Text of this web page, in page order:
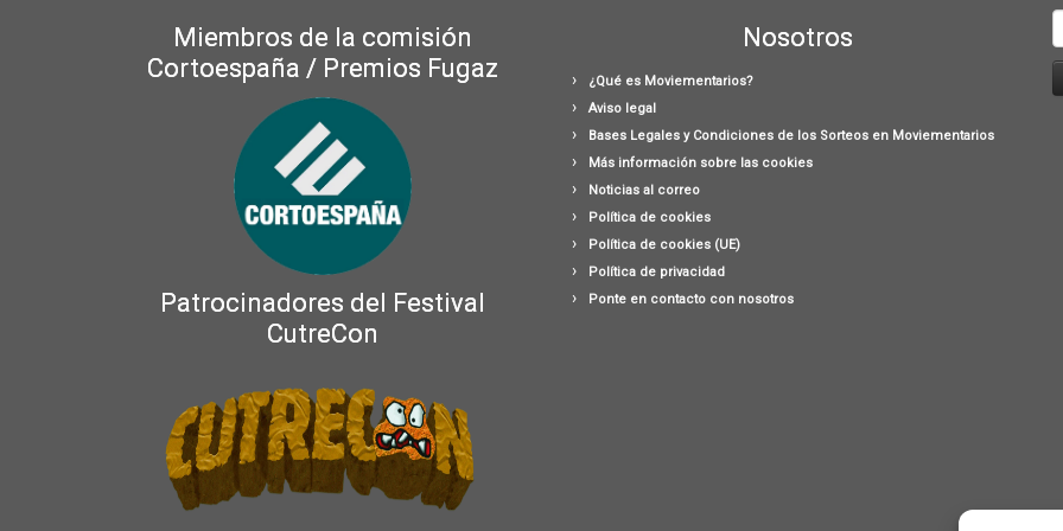
Miembros de la comisión
Cortoespaña / Premios Fugaz
Patrocinadores del Festival
CutreCon
Nosotros
¿Qué es Moviementarios?
Aviso legal
Bases Legales y Condiciones de los Sorteos en Moviementarios
Más información sobre las cookies
Noticias al correo
Política de cookies
Política de cookies (UE)
Política de privacidad
Ponte en contacto con nosotros